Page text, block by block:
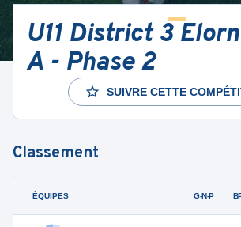
U11 District 3
A - Phase 2
SUIVRE CETTE
Classement
ÉQUIPES G-N-P